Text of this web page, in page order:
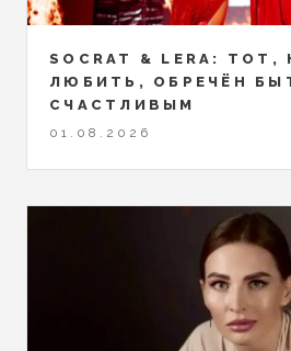
SOCRAT & LERA:
ЛЮБИТЬ, ОБРЕЧЁН
СЧАСТЛИВЫМ
01.08.2026